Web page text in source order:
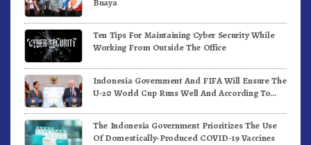
Ten Tips For Maintaining Cyber Security While
Working From Outside The Office
Indonesia Government And FIFA Will Ensure The
U-20 World Cup Runs Well And According To
The Indonesia Government Prioritizes The Use
Of Domestically-Produced COVID-19 Vaccines